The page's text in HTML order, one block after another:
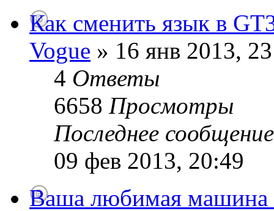
Как сменить язык в
Vogue » 16 янв 2013,
4 Ответы
6658 Просмотры
Последнее
09 фев 2013, 20:49
Ваша любимая машина